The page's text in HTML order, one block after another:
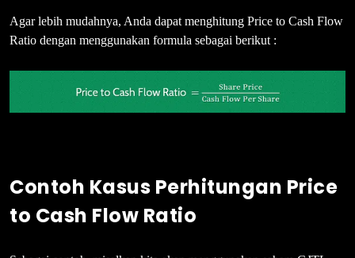
Agar lebih mudahnya, Anda dapat menghitung Price to Cash Flow
Ratio dengan menggunakan formula sebagai berikut :
Contoh Kasus Perhitungan Price
to Cash Flow Ratio